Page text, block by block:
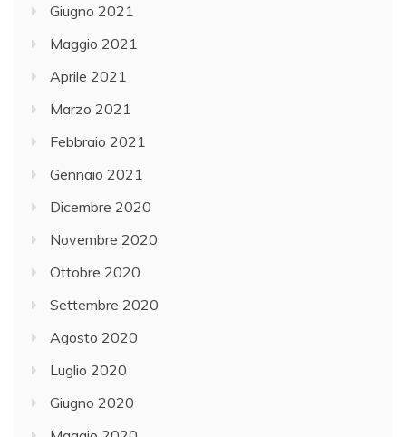
Giugno 2021
Maggio 2021
Aprile 2021
Marzo 2021
Febbraio 2021
Gennaio 2021
Dicembre 2020
Novembre 2020
Ottobre 2020
Settembre 2020
Agosto 2020
Luglio 2020
Giugno 2020